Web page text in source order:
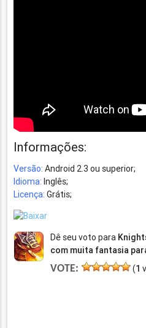
Informações:
Versão: Android 2.3 ou superior;
Idioma: Inglês;
Licença: Grátis;
Dê seu voto para
com muita fantasia
VOTE: (1